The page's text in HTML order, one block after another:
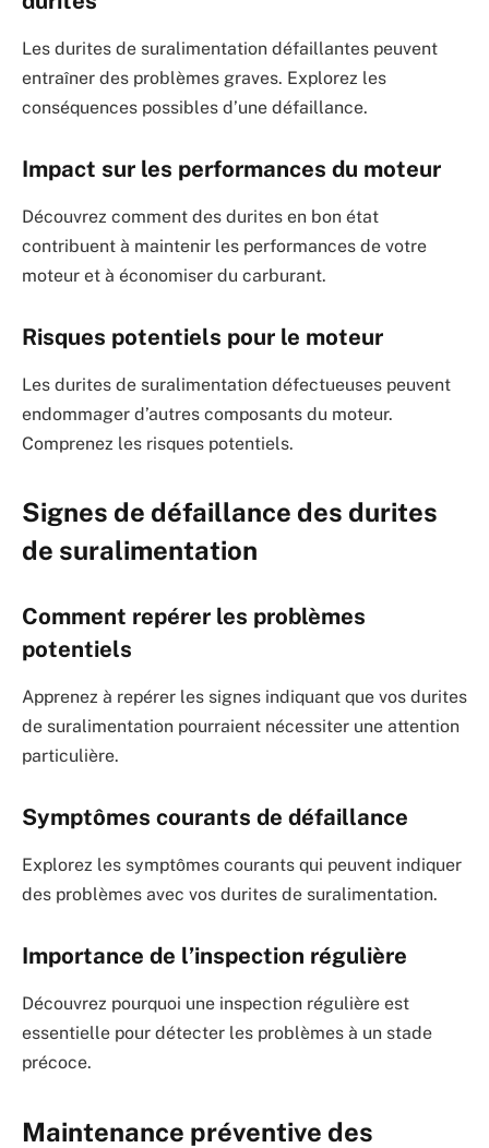
Les durites de suralimentation défaillantes peuvent
entraîner des problèmes graves. Explorez les
conséquences possibles d’une défaillance.
Impact sur les performances du moteur
Découvrez comment des durites en bon état
contribuent à maintenir les performances de votre
moteur et à économiser du carburant.
Risques potentiels pour le moteur
Les durites de suralimentation défectueuses peuvent
endommager d’autres composants du moteur.
Comprenez les risques potentiels.
Signes de défaillance des durites
de suralimentation
Comment repérer les problèmes
potentiels
Apprenez à repérer les signes indiquant que vos durites
de suralimentation pourraient nécessiter une attention
particulière.
Symptômes courants de défaillance
Explorez les symptômes courants qui peuvent indiquer
des problèmes avec vos durites de suralimentation.
Importance de l’inspection régulière
Découvrez pourquoi une inspection régulière est
essentielle pour détecter les problèmes à un stade
précoce.
Maintenance préventive des